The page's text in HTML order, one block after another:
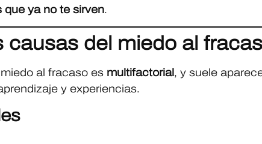
que ya no te sirven.
causas del miedo al
al fracaso es multifactorial , y suele
y experiencias.